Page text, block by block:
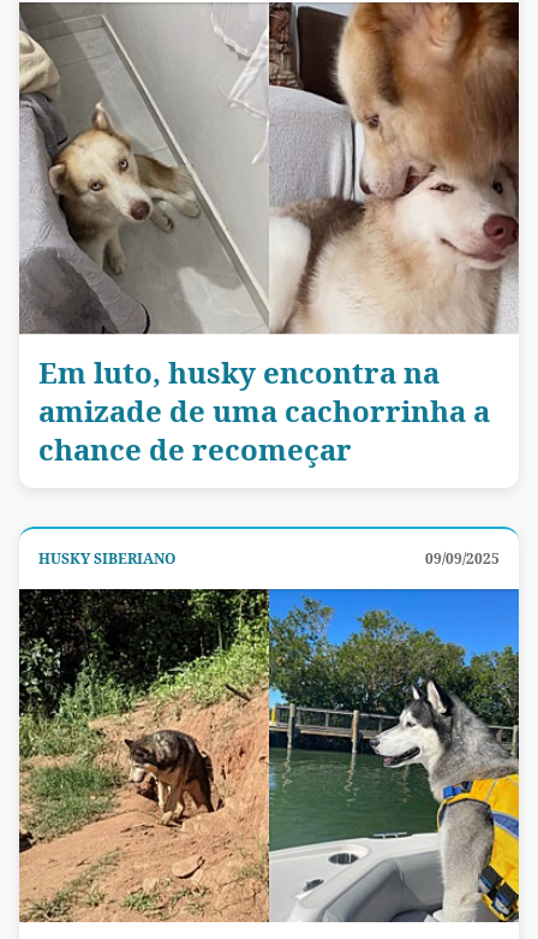
Em luto, husky encontra na
amizade de uma cachorrinha a
chance de recomeçar
HUSKY SIBERIANO 09/09/2025